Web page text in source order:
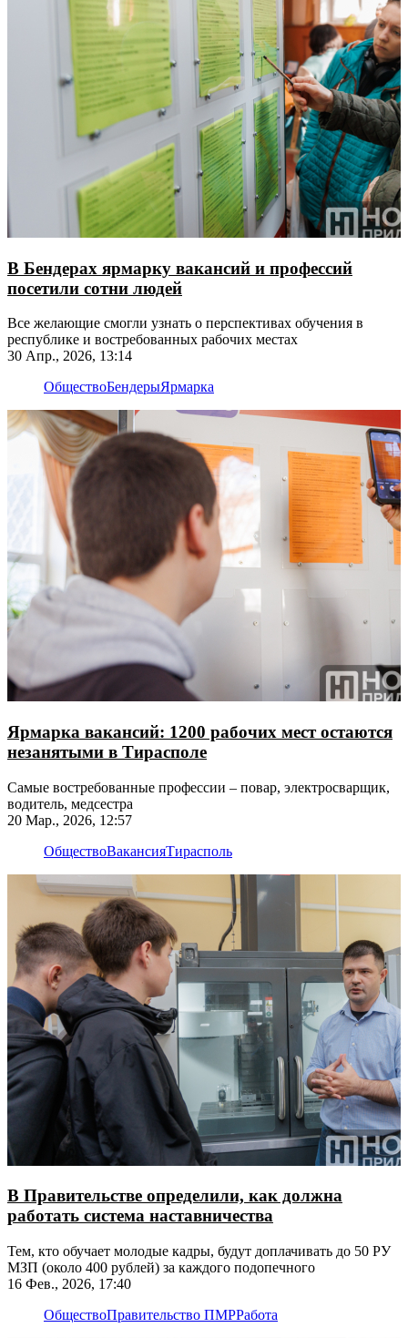
В Бендерах ярмарку вакансий и профессий
посетили сотни людей
Все желающие смогли узнать о перспективах обучения в
республике и востребованных рабочих местах
30 Апр., 2026, 13:14
ОбществоБендерыЯрмарка
Ярмарка вакансий: 1200 рабочих мест остаются
незанятыми в Тирасполе
Самые востребованные профессии – повар, электросварщик,
водитель, медсестра
20 Мар., 2026, 12:57
ОбществоВакансияТирасполь
В Правительстве определили, как должна
работать система наставничества
Тем, кто обучает молодые кадры, будут доплачивать до 50 РУ
МЗП (около 400 рублей) за каждого подопечного
16 Фев., 2026, 17:40
ОбществоПравительство ПМРРабота